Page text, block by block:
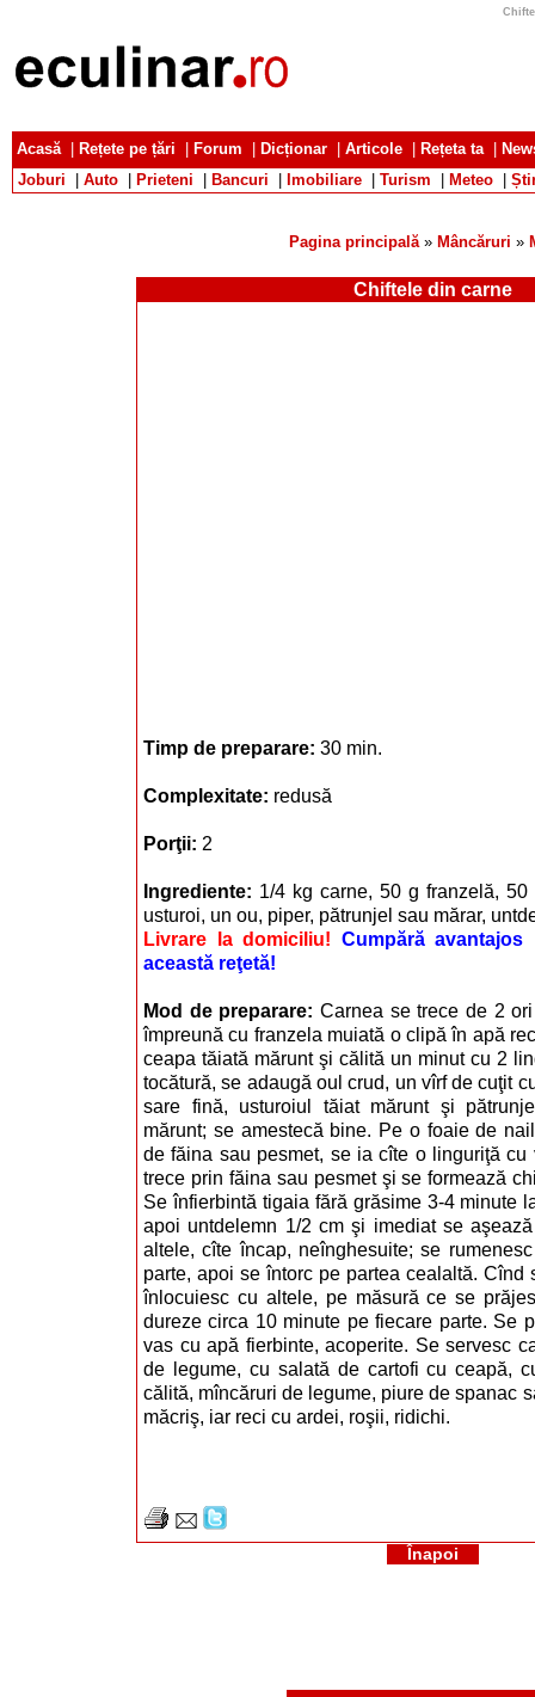
Acasă| Rețete pe țări Forum Dicționar Articole Rețeta ta|
Joburi
Auto Prieteni Bancuri Imobiliare Turism Meteo
Pagina principală» Mâncăruri »
Chiftele din carne
Timp de preparare: 30 min.
Complexitate: redusă
Porţii: 2
Ingrediente: 1/4 kg carne, 50 g franzelă,
usturoi, un ou, piper, pătrunjel sau mărar,
Livrare la domiciliu! Cumpără avantajos
această reţetă!
Mod de preparare: Carnea se trece de 2
împreună cu franzela muiată o clipă în apă
ceapa tăiată mărunt şi călită un minut cu 2
tocătură, se adaugă oul crud, un vîrf de cuţit
sare fină, usturoiul tăiat mărunt şi
mărunt; se amestecă bine. Pe o foaie de
de făina sau pesmet, se ia cîte o linguriţă cu
trece prin făina sau pesmet şi se formează
Se înfierbintă tigaia fără grăsime 3-4 minute
apoi untdelemn 1/2 cm şi imediat se
altele, cîte încap, neînghesuite; se
parte, apoi se întorc pe partea cealaltă. Cînd
înlocuiesc cu altele, pe măsură ce se
dureze circa 10 minute pe fiecare parte. Se
vas cu apă fierbinte, acoperite. Se servesc
de legume, cu salată de cartofi cu ceapă,
călită, mîncăruri de legume, piure de spanac
măcriş, iar reci cu ardei, roşii, ridichi.
Înapoi